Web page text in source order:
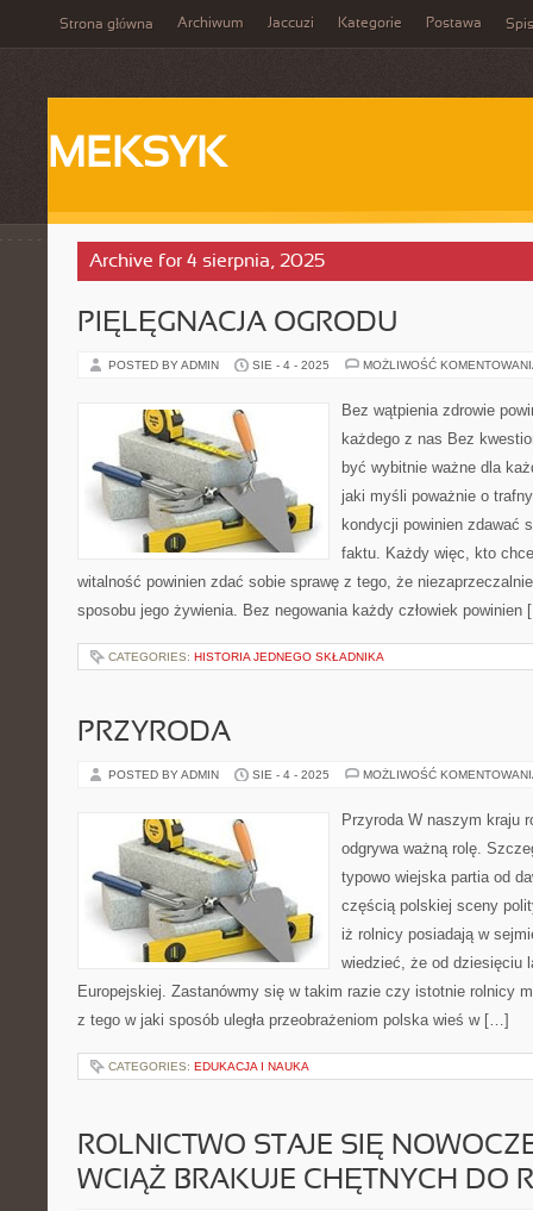
Strona główna Archiwum Jaccuzi Kategorie Postawa
MEKSYK
Archive for 4 sierpnia, 2025
PIĘLĘGNACJA OGRODU
POSTED BY ADMIN SIE - 4 - 2025 MOŻLIWOŚĆ
Bez wątpienia zdrowie
każdego z nas Bez
być wybitnie ważne dla
jaki myśli poważnie o
kondycji powinien zdawać
faktu. Każdy więc, kto
witalność powinien zdać sobie sprawę z tego, że
sposobu jego żywienia. Bez negowania każdy człowiek
CATEGORIES: HISTORIA JEDNEGO SKŁADNIKA
PRZYRODA
POSTED BY ADMIN SIE - 4 - 2025 MOŻLIWOŚĆ
Przyroda W naszym kraju
odgrywa ważną rolę.
typowo wiejska partia od
częścią polskiej sceny
iż rolnicy posiadają w
wiedzieć, że od dziesięciu
Europejskiej. Zastanówmy się w takim razie czy istotnie rolnicy
z tego w jaki sposób uległa przeobrażeniom polska wieś w […]
CATEGORIES: EDUKACJA I NAUKA
ROLNICTWO STAJE SIĘ
WCIĄŻ BRAKUJE CHĘTNYCH DO